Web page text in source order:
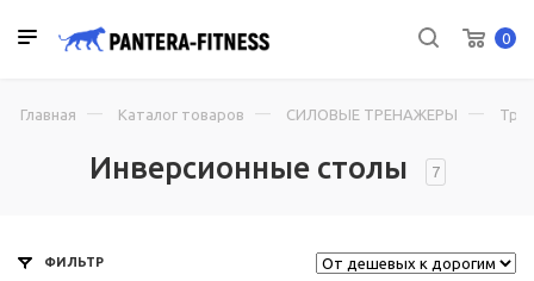
0
Инверсионные столы 7
Главная Каталог товаров СИЛОВЫЕ ТРЕНАЖЕРЫ
ФИЛЬТР